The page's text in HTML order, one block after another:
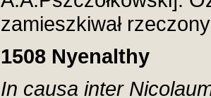
zamieszkiwał
1508 Nyenalthy
In causa inter